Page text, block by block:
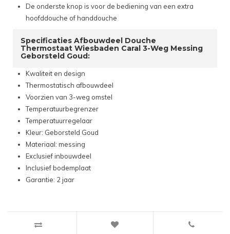
De onderste knop is voor de bediening van een extra
hoofddouche of handdouche
Specificaties Afbouwdeel Douche
Thermostaat Wiesbaden Caral 3-Weg Messing
Geborsteld Goud:
Kwaliteit en design
Thermostatisch afbouwdeel
Voorzien van 3-weg omstel
Temperatuurbegrenzer
Temperatuurregelaar
Kleur: Geborsteld Goud
Materiaal: messing
Exclusief inbouwdeel
Inclusief bodemplaat
Garantie: 2 jaar